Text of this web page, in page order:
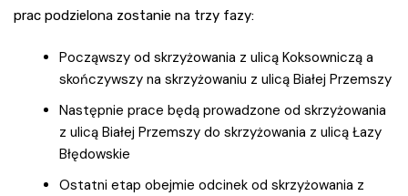
prac podzielona zostanie na trzy fazy:
Począwszy od skrzyżowania z ulicą Koksowniczą a
skończywszy na skrzyżowaniu z ulicą Białej Przemszy
Następnie prace będą prowadzone od skrzyżowania
z ulicą Białej Przemszy do skrzyżowania z ulicą Łazy
Błędowskie
Ostatni etap obejmie odcinek od skrzyżowania z